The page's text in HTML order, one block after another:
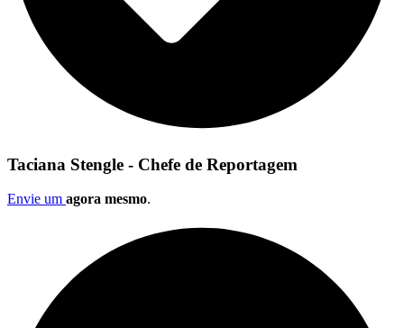
Taciana Stengle - Chefe de Reportagem
Envie um agora mesmo.